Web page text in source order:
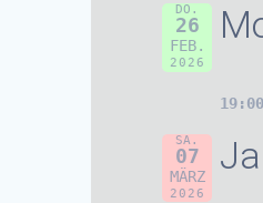
DO.
26
FEB.
2026
19:00
SA.
07
MÄRZ
2026